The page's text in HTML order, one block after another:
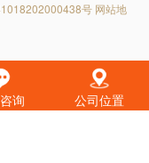
号 网站地
询 公司位置